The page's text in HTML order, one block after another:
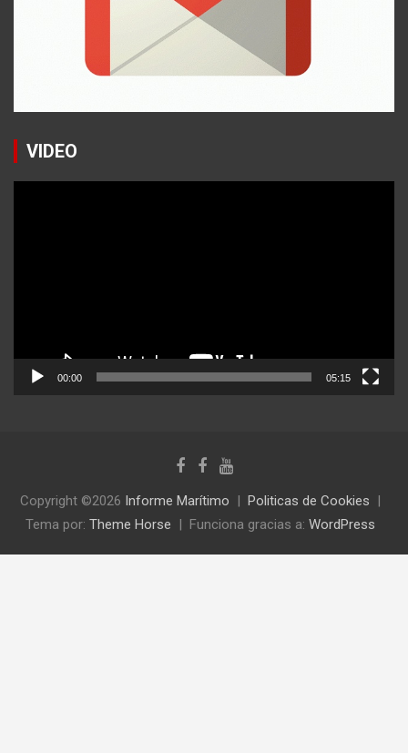
VIDEO
00:00 05:15
Copyright ©2026 Informe Marítimo
Politicas de Cookies
Tema por: Theme Horse Funciona gracias a: WordPress